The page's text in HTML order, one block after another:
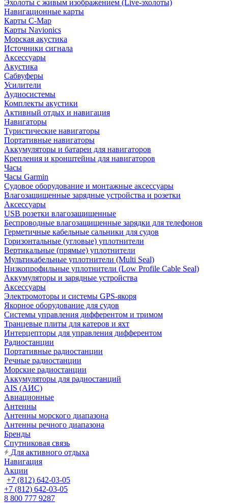
Эхолоты с живым изображением (Live-эхолоты)
Навигационные карты
Карты C-Map
Карты Navionics
Морская акустика
Источники сигнала
Аксессуары
Акустика
Сабвуферы
Усилители
Аудиосистемы
Комплекты акустики
Активный отдых и навигация
Навигаторы
Туристические навигаторы
Портативные навигаторы
Аккумуляторы и батареи для навигаторов
Крепления и кронштейны для навигаторов
Часы
Часы Garmin
Судовое оборудование и монтажные аксессуары
Влагозащищенные зарядные устройства и розетки
Аксессуары
USB розетки влагозащищенные
Беспроводные влагозащищенные зарядки для телефонов
Герметичные кабельные сальники для судов
Горизонтальные (угловые) уплотнители
Вертикальные (прямые) уплотнители
Мультикабельные уплотнители (Multi Seal)
Низкопрофильные уплотнители (Low Profile Cable Seal)
Аккумуляторы и зарядные устройства
Аксессуары
Электромоторы и системы GPS-якоря
Якорное оборудование для судов
Системы управления дифферентом и тримом
Транцевые плиты для катеров и яхт
Интерцепторы для управления дифферентом
Радиостанции
Портативные радиостанции
Речные радиостанции
Морские радиостанции
Аккумуляторы для радиостанций
AIS (АИС)
Авиационные
Антенны
Антенны морского диапазона
Антенны речного диапазона
Бренды
Спутниковая связь
Для активного отдыха
Навигация
Акции
+7 (812) 642-03-05
+7 (812) 642-03-05
8 800 777 9287